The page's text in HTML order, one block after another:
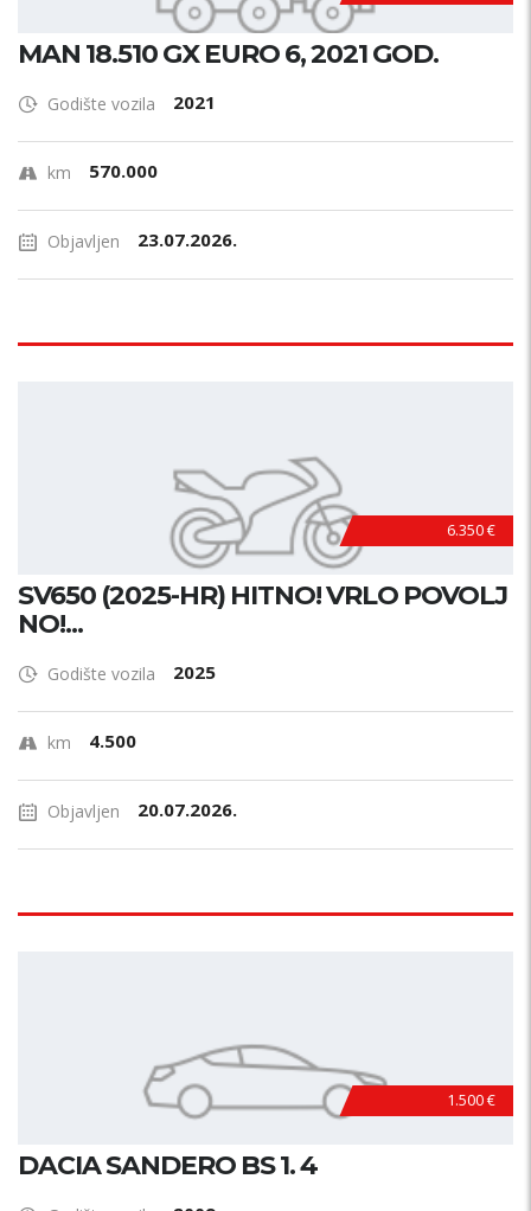
MAN 18.510 GX EURO 6, 2021 GOD.
Godište vozila 2021
km 570.000
Objavljen 23.07.2026.
6.350 €
SV650 (2025-HR) HITNO! VRLO POVOLJ
NO!...
Godište vozila 2025
km 4.500
Objavljen 20.07.2026.
1.500 €
DACIA SANDERO BS 1. 4